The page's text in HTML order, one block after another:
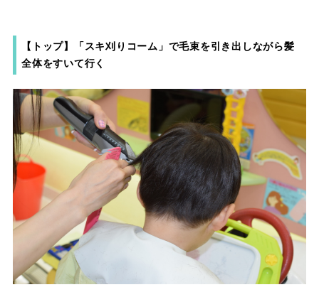
【トップ】「スキ刈りコーム」で毛束を引き出しながら髪
全体をすいて行く